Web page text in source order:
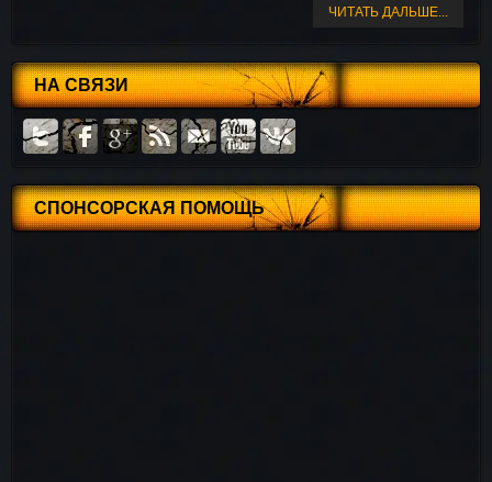
ЧИТАТЬ ДАЛЬШЕ...
НА СВЯЗИ
СПОНСОРСКАЯ ПОМОЩЬ